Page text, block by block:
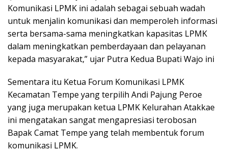
Komunikasi LPMK ini adalah sebagai sebuah wadah
untuk menjalin komunikasi dan memperoleh informasi
serta bersama-sama meningkatkan kapasitas LPMK
dalam meningkatkan pemberdayaan dan pelayanan
kepada masyarakat,” ujar Putra Kedua Bupati Wajo ini
Sementara itu Ketua Forum Komunikasi LPMK
Kecamatan Tempe yang terpilih Andi Pajung Peroe
yang juga merupakan ketua LPMK Kelurahan Atakkae
ini mengatakan sangat mengapresiasi terobosan
Bapak Camat Tempe yang telah membentuk forum
komunikasi LPMK.